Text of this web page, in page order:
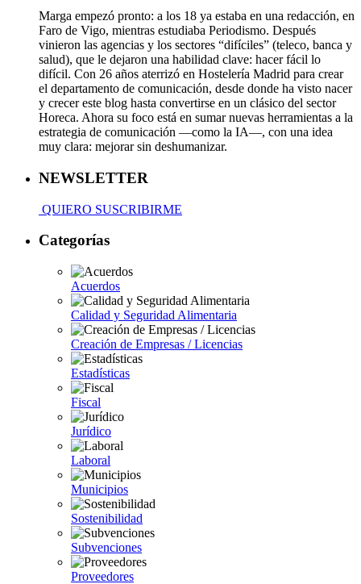
Marga empezó pronto: a los 18 ya estaba en una redacción, en
Faro de Vigo, mientras estudiaba Periodismo. Después
vinieron las agencias y los sectores “difíciles” (teleco, banca y
salud), que le dejaron una habilidad clave: hacer fácil lo
difícil. Con 26 años aterrizó en Hostelería Madrid para crear
el departamento de comunicación, desde donde ha visto nacer
y crecer este blog hasta convertirse en un clásico del sector
Horeca. Ahora su foco está en sumar nuevas herramientas a la
estrategia de comunicación —como la IA—, con una idea
muy clara: mejorar sin deshumanizar.
NEWSLETTER
QUIERO SUSCRIBIRME
Categorías
Acuerdos
Calidad y Seguridad Alimentaria
Creación de Empresas / Licencias
Estadísticas
Fiscal
Jurídico
Laboral
Municipios
Sostenibilidad
Subvenciones
Proveedores